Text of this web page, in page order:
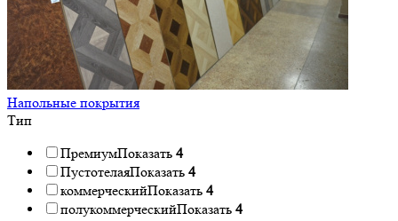
Напольные покрытия
Тип
ПремиумПоказать 4
ПустотелаяПоказать 4
коммерческийПоказать 4
полукоммерческийПоказать 4